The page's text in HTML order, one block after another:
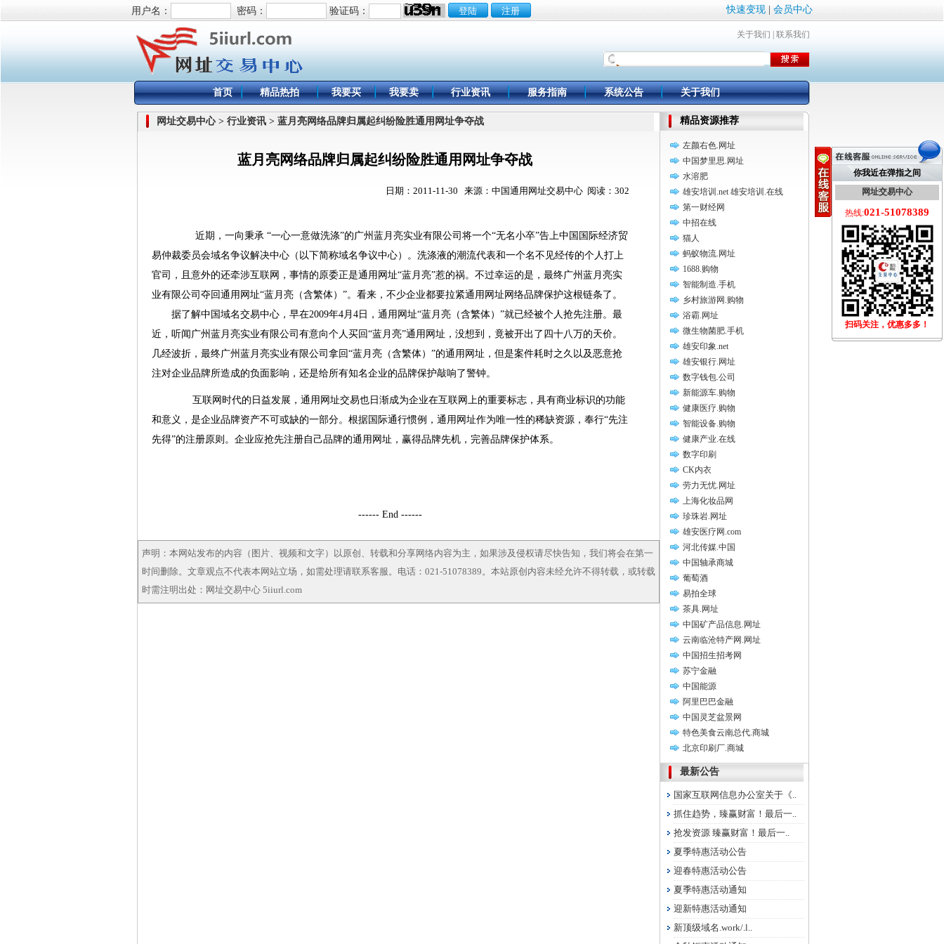
快速变现| 会员中心
用户名： 密码： 验证码：
你我近在弹指之间
网址交易中心
热线:021-51078389
扫码关注，优惠多多！
关于我们 联系我们
首页 精品热拍 我要买 我要卖 行业资讯 服务指南 系统公告 关于我们
网址交易中心 > 行业资讯 > 蓝月亮网络品牌归属起纠纷险胜通用网址争夺战
蓝月亮网络品牌归属起纠纷险胜通用网址争夺战
日期：2011-11-30 来源：中国通用网址交易中心 阅读：302
近期，一向秉承 “一心一意做洗涤”的广州蓝月亮实业有限公司将一个“无名小卒”告上中国国际经济贸
易仲裁委员会域名争议解决中心（以下简称域名争议中心）。洗涤液的潮流代表和一个名不见经传的个人打上
官司，且意外的还牵涉互联网，事情的原委正是通用网址“蓝月亮”惹的祸。不过幸运的是，最终广州蓝月亮实
业有限公司夺回通用网址“蓝月亮（含繁体）”。看来，不少企业都要拉紧通用网址网络品牌保护这根链条了。
据了解中国域名交易中心，早在2009年4月4日，通用网址“蓝月亮（含繁体）”就已经被个人抢先注册。最
近，听闻广州蓝月亮实业有限公司有意向个人买回“蓝月亮”通用网址，没想到，竟被开出了四十八万的天价。
几经波折，最终广州蓝月亮实业有限公司拿回“蓝月亮（含繁体）”的通用网址，但是案件耗时之久以及恶意抢
注对企业品牌所造成的负面影响，还是给所有知名企业的品牌保护敲响了警钟。
互联网时代的日益发展，通用网址交易也日渐成为企业在互联网上的重要标志，具有商业标识的功能
和意义，是企业品牌资产不可或缺的一部分。根据国际通行惯例，通用网址作为唯一性的稀缺资源，奉行“先注
先得”的注册原则。企业应抢先注册自己品牌的通用网址，赢得品牌先机，完善品牌保护体系。
------ End ------
声明：本网站发布的内容（图片、视频和文字）以原创、转载和分享网络内容为主，如果涉及侵权请尽快告知，我们将会在第一
时间删除。文章观点不代表本网站立场，如需处理请联系客服。电话：021-51078389。本站原创内容未经允许不得转载，或转载
时需注明出处：网址交易中心 5iiurl.com
精品资源推荐
左颜右色.网址
中国梦里思.网址
水溶肥
雄安培训.net 雄安培训.在线
第一财经网
中招在线
猫人
蚂蚁物流.网址
1688.购物
智能制造.手机
乡村旅游网.购物
浴霸.网址
微生物菌肥.手机
雄安印象.net
雄安银行.网址
数字钱包.公司
新能源车.购物
健康医疗.购物
智能设备.购物
健康产业.在线
数字印刷
CK内衣
劳力无忧.网址
上海化妆品网
珍珠岩.网址
雄安医疗网.com
河北传媒.中国
中国轴承商城
葡萄酒
易拍全球
茶具.网址
中国矿产品信息.网址
云南临沧特产网.网址
中国招生招考网
苏宁金融
中国能源
阿里巴巴金融
中国灵芝盆景网
特色美食云南总代.商城
北京印刷厂.商城
最新公告
国家互联网信息办公室关于《..
抓住趋势，臻赢财富！最后一..
抢发资源 臻赢财富！最后一..
夏季特惠活动公告
迎春特惠活动公告
夏季特惠活动通知
迎新特惠活动通知
新顶级域名.work/.l..